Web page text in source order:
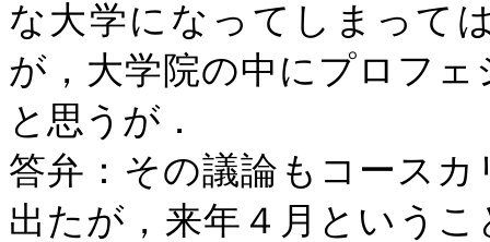
な大学になってしまって
が，大学院の中にプロフ
と思うが．
答弁：その議論もコース
出たが，来年４月という